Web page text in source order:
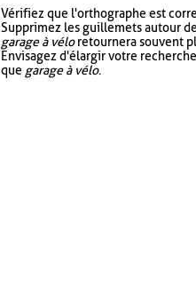
Vérifiez que l'orthographe est
Supprimez les guillemets autour
garage à véloretournera souvent
Envisagez d'élargir votre
que garage à vélo.